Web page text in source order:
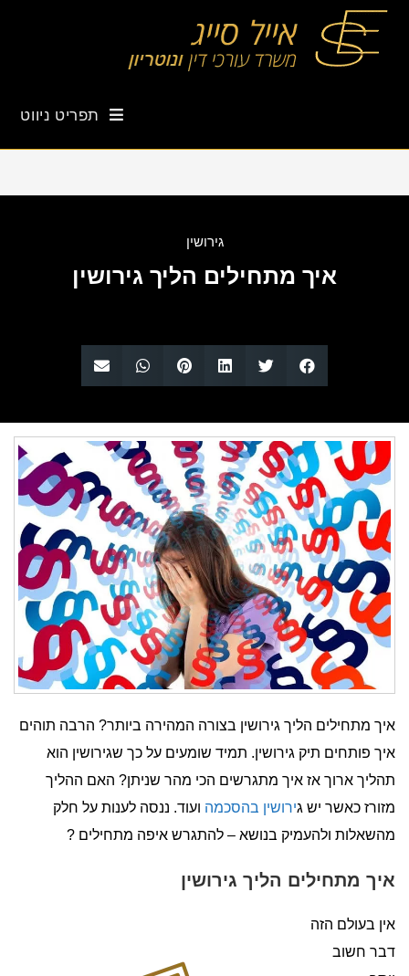
תפריט ניווט
גירושין
איך מתחילים הליך גירושין
איך מתחילים הליך גירושין בצורה המהירה ביותר? הרבה תוהים
איך פותחים תיק גירושין. תמיד שומעים על כך שגירושין הוא
תהליך ארוך אז איך מתגרשים הכי מהר שניתן? האם ההליך
מזורז כאשר יש גירושין בהסכמה ועוד. ננסה לענות על חלק
מהשאלות ולהעמיק בנושא – להתגרש איפה מתחילים ?
איך מתחילים הליך גירושין
אין בעולם הזה
דבר חשוב